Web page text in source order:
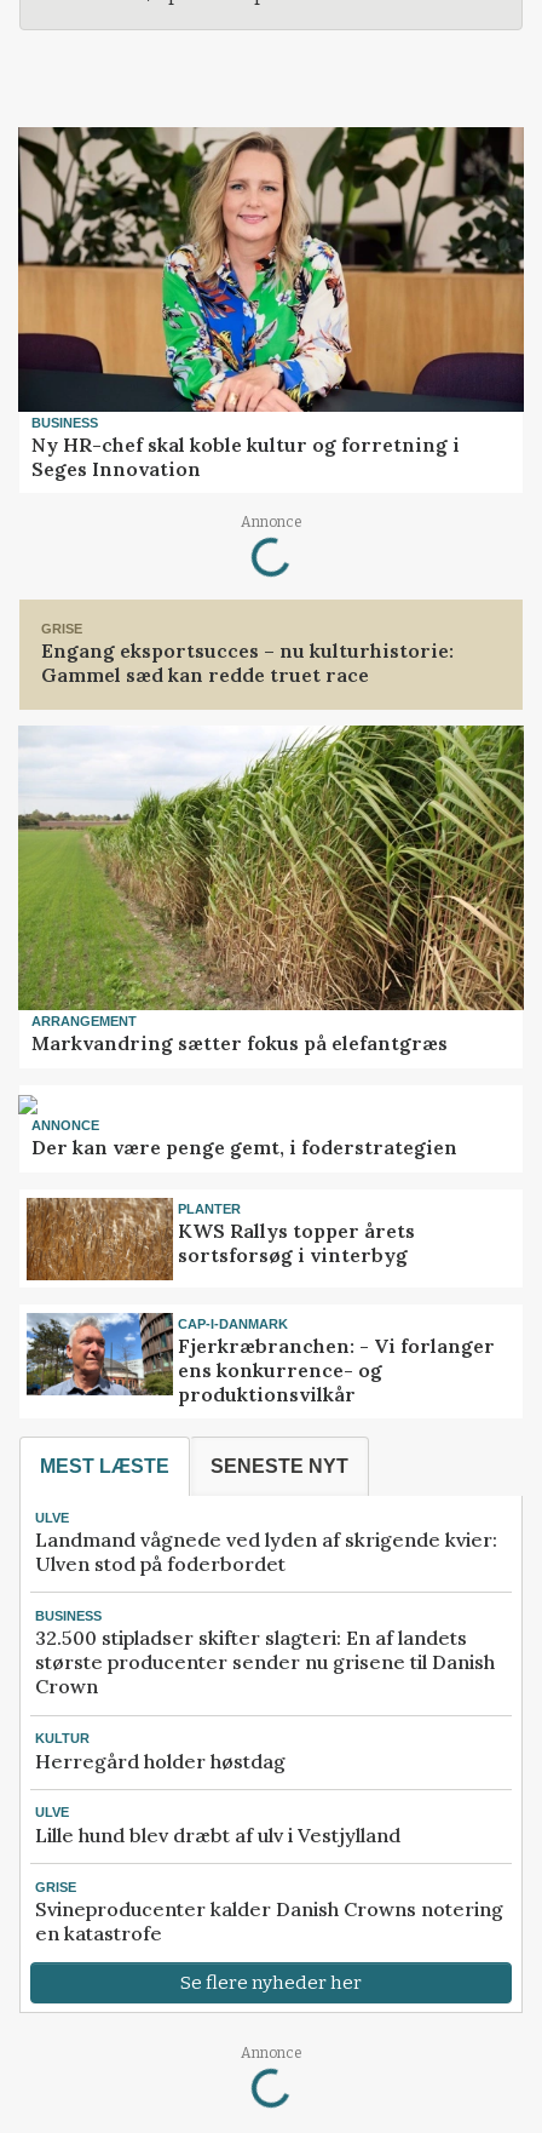
BUSINESS
Ny HR-chef skal koble kultur og forretning i
Seges Innovation
Annonce
Loading...
GRISE
Engang eksportsucces – nu kulturhistorie:
Gammel sæd kan redde truet race
ARRANGEMENT
Markvandring sætter fokus på elefantgræs
ANNONCE
Der kan være penge gemt, i foderstrategien
PLANTER
KWS Rallys topper årets
sortsforsøg i vinterbyg
CAP-I-DANMARK
Fjerkræbranchen: - Vi forlanger
ens konkurrence- og
produktionsvilkår
MEST LÆSTE SENESTE NYT
ULVE
Landmand vågnede ved lyden af skrigende kvier:
Ulven stod på foderbordet
BUSINESS
32.500 stipladser skifter slagteri: En af landets
største producenter sender nu grisene til Danish
Crown
KULTUR
Herregård holder høstdag
ULVE
Lille hund blev dræbt af ulv i Vestjylland
GRISE
Svineproducenter kalder Danish Crowns notering
en katastrofe
Se flere nyheder her
Annonce
Loading...